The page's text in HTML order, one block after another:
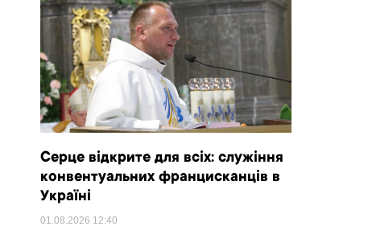
Серце відкрите для всіх: служіння
конвентуальних францисканців в
Україні
01.08.2026 12:40